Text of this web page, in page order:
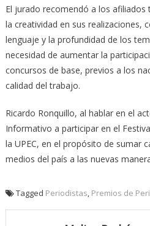
El jurado recomendó a los
la creatividad en sus realizaciones,
lenguaje y la profundidad de los
necesidad de aumentar la
concursos de base, previos a los
calidad del trabajo.
Ricardo Ronquillo, al hablar en el
Informativo a participar en el
la UPEC, en el propósito de sumar
medios del país a las nuevas
Tagged Periodistas, Premios de